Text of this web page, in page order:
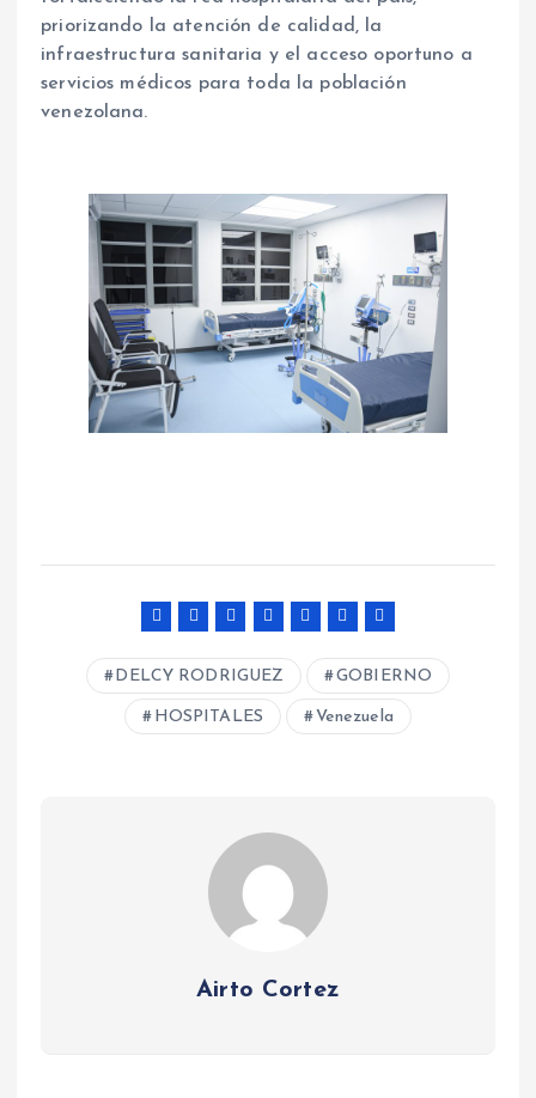
priorizando la atención de calidad, la
infraestructura sanitaria y el acceso oportuno a
servicios médicos para toda la población
venezolana.
DELCY RODRIGUEZ GOBIERNO
HOSPITALES Venezuela
Airto Cortez